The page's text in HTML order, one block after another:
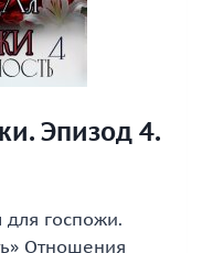
Эпизод 4.
для госпожи.
Отношения